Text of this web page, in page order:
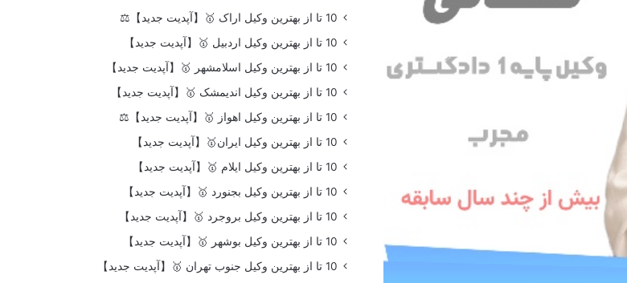
10 تا از بهترین وکیل اراک 🥇【آپدیت جدید】⚖️
10 تا از بهترین وکیل اردبیل 🥇【آپدیت جدید】
10 تا از بهترین وکیل اسلامشهر 🥇【آپدیت جدید】
10 تا از بهترین وکیل اندیمشک 🥇【آپدیت جدید】
10 تا از بهترین وکیل اهواز 🥇【آپدیت جدید】⚖️
10 تا از بهترین وکیل ایران🥇【آپدیت جدید】
10 تا از بهترین وکیل ایلام 🥇【آپدیت جدید】
10 تا از بهترین وکیل بجنورد 🥇【آپدیت جدید】
10 تا از بهترین وکیل بروجرد 🥇【آپدیت جدید】
10 تا از بهترین وکیل بوشهر 🥇【آپدیت جدید】
10 تا از بهترین وکیل جنوب تهران 🥇【آپدیت جدید】